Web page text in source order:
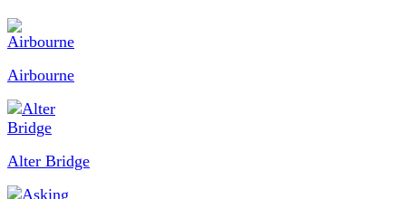
Airbourne
Alter Bridge